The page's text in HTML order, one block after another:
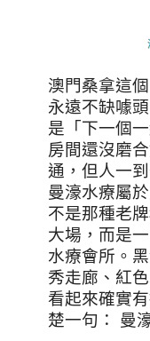
澳門桑拿這
永遠不缺噱
是「下一個
房間還沒磨
通，但人一
曼濠水療屬
不是那種老
大場，而是
水療會所。
秀走廊、紅
看起來確實
楚一句： 曼